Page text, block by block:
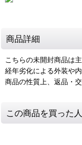
商品詳細
こちらの未開封商品は
経年劣化による外装や
商品の性質上、返品・
この商品を買った